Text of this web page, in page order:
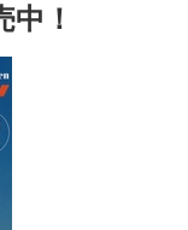
！